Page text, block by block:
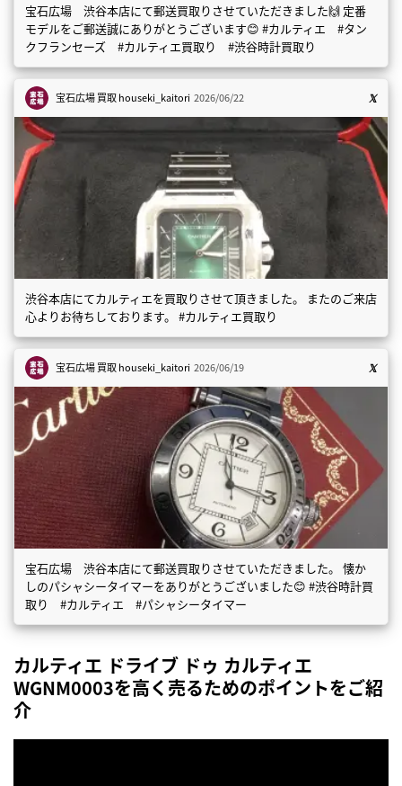
宝石広場 渋谷本店にて郵送買取りさせていただきました🙌 定番
モデルをご郵送誠にありがとうございます😊 #カルティエ #タン
クフランセーズ #カルティエ買取り #渋谷時計買取り
宝石広場 買取houseki_kaitori 2026/06/22
渋谷本店にてカルティエを買取りさせて頂きました。 またのご来店
心よりお待ちしております。 #カルティエ買取り
宝石広場 買取houseki_kaitori 2026/06/19
宝石広場 渋谷本店にて郵送買取りさせていただきました。 懐か
しのパシャシータイマーをありがとうございました😊 #渋谷時計買
取り #カルティエ #パシャシータイマー
カルティエ ドライブ ドゥ カルティエ
WGNM0003を高く売るためのポイントをご紹
介